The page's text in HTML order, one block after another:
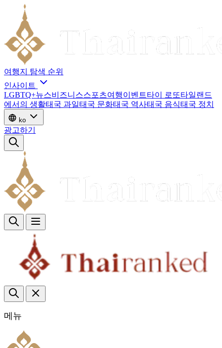
여행지 탐색 순위
인사이트
LGBTQ+뉴스비즈니스스포츠여행이벤트타이 로또타일랜드
에서의 생활태국 과일태국 문화태국 역사태국 음식태국 정치
ko
광고하기
메뉴